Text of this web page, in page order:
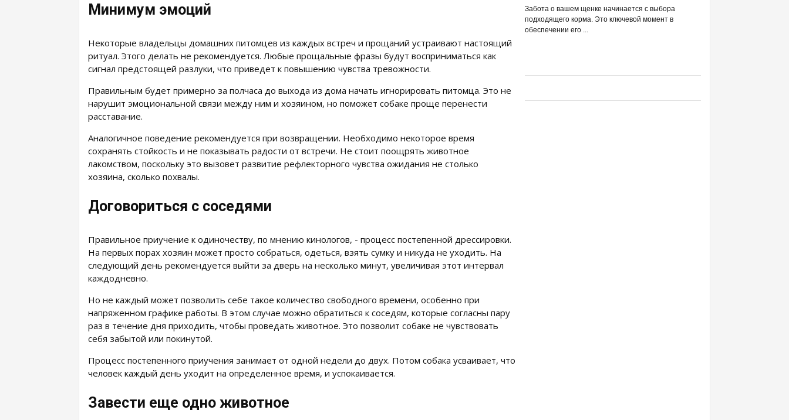
Минимум эмоций
Некоторые владельцы домашних питомцев из каждых встреч и прощаний устраивают настоящий
ритуал. Этого делать не рекомендуется. Любые прощальные фразы будут восприниматься как
сигнал предстоящей разлуки, что приведет к повышению чувства тревожности.
Правильным будет примерно за полчаса до выхода из дома начать игнорировать питомца. Это не
нарушит эмоциональной связи между ним и хозяином, но поможет собаке проще перенести
расставание.
Аналогичное поведение рекомендуется при возвращении. Необходимо некоторое время
сохранять стойкость и не показывать радости от встречи. Не стоит поощрять животное
лакомством, поскольку это вызовет развитие рефлекторного чувства ожидания не столько
хозяина, сколько похвалы.
Договориться с соседями
Правильное приучение к одиночеству, по мнению кинологов, - процесс постепенной дрессировки.
На первых порах хозяин может просто собраться, одеться, взять сумку и никуда не уходить. На
следующий день рекомендуется выйти за дверь на несколько минут, увеличивая этот интервал
каждодневно.
Но не каждый может позволить себе такое количество свободного времени, особенно при
напряженном графике работы. В этом случае можно обратиться к соседям, которые согласны пару
раз в течение дня приходить, чтобы проведать животное. Это позволит собаке не чувствовать
себя забытой или покинутой.
Процесс постепенного приучения занимает от одной недели до двух. Потом собака усваивает, что
человек каждый день уходит на определенное время, и успокаивается.
Завести еще одно животное
и сбалансированное питание. Главная задача ...
Забота о вашем щенке начинается с выбора
подходящего корма. Это ключевой момент в
обеспечении его ...